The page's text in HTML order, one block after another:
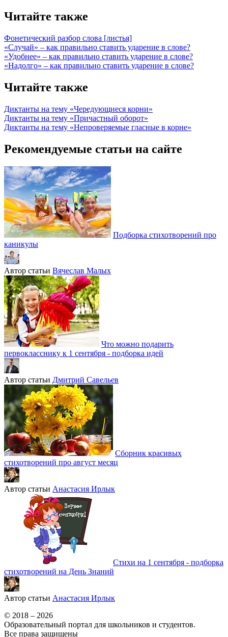
Читайте также
Фонетический разбор слова [листья]
«Случай» – как правильно ставить ударение в слове?
«Удобнее» – как правильно ставить ударение в слове?
«Надолго» – как правильно ставить ударение в слове?
Читайте также
Диктанты на тему «Чередующиеся корни»
Диктанты на тему «Причастный оборот»
Диктанты на тему «Непроверяемые гласные в корне»
Рекомендуемые статьи на сайте
Подборка стихотворений про
каникулы
Автор статьи Вячеслав Малых
Что можно подарить
первокласснику к 1 сентября - подборка идей
Автор статьи Дмитрий Савельев
Сборник красивых
стихотворений про август месяц
Автор статьи Анастасия Ирлык
Стихи на 1 сентября - подборка
стихотворений на День Знаний
Автор статьи Анастасия Ирлык
© 2018 – 2026
Образовательный портал для школьников и студентов.
Все права защищены